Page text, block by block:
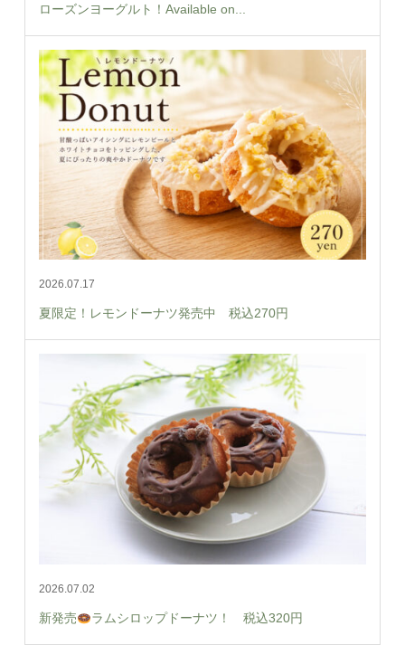
ローズンヨーグルト！Available on...
2026.07.17
夏限定！レモンドーナツ発売中 税込270円
2026.07.02
新発売 ラムシロップドーナツ！ 税込320円